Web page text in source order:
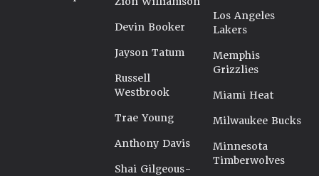
Devin Booker
Jayson Tatum
Russell
Westbrook
Trae Young
Anthony Davis
Shai Gilgeous-
Los Angeles
Lakers
Memphis
Grizzlies
Miami Heat
Milwaukee Bucks
Minnesota
Timberwolves